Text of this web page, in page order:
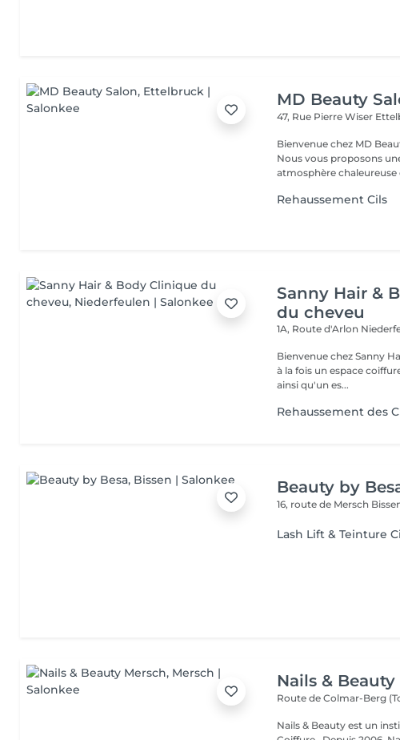
MD Beauty
47, Rue Pierre Wiser
Bienvenue chez MD
Nous vous proposons
atmosphère chaleureuse
Rehaussement Cils
Sanny Hair &
du cheveu
1A, Route d'Arlon
Bienvenue chez Sanny Hair & Body Sanny Hair
à la fois un espace
ainsi qu'un es...
Rehaussement des
Beauty by
16, route de Mersch
Lash Lift & Teinture
Nails &
Route de Colmar-Berg
Nails & Beauty est un